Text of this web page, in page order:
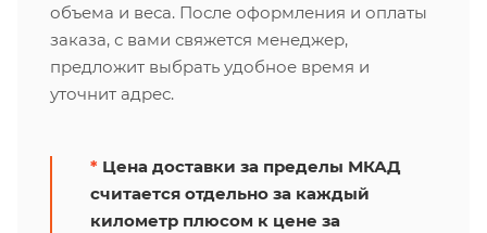
объема и веса. После оформления и оплаты
заказа, с вами свяжется менеджер,
предложит выбрать удобное время и
уточнит адрес.
* Цена доставки за пределы МКАД
считается отдельно за каждый
километр плюсом к цене за